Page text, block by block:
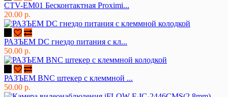
CTV-EM01 Бесконтактная Proximi...
20.00 р.
РАЗЪЕМ DC гнездо питания с кл...
50.00 р.
РАЗЪЕМ BNC штекер с клеммной ...
50.00 р.